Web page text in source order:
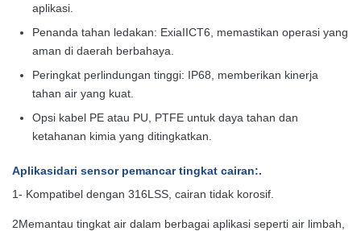
aplikasi.
Penanda tahan ledakan: ExiaIICT6, memastikan operasi yang
aman di daerah berbahaya.
Peringkat perlindungan tinggi: IP68, memberikan kinerja
tahan air yang kuat.
Opsi kabel PE atau PU, PTFE untuk daya tahan dan
ketahanan kimia yang ditingkatkan.
Aplikasidari sensor pemancar tingkat cairan:.
1- Kompatibel dengan 316LSS, cairan tidak korosif.
2Memantau tingkat air dalam berbagai aplikasi seperti air limbah,